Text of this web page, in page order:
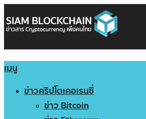
เมนู
ข่าวคริปโตเคอเรนซี่
ข่าว Bitcoin